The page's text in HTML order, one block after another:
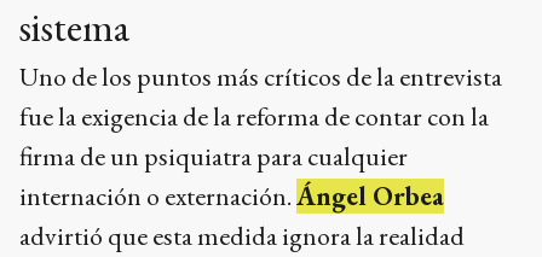
sistema
Uno de los puntos más críticos de la entrevista
fue la exigencia de la reforma de contar con la
firma de un psiquiatra para cualquier
internación o externación.Ángel Orbea
advirtió que esta medida ignora la realidad